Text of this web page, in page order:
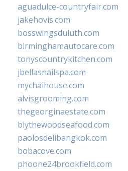
aguadulce-countryfair.com
jakehovis.com
bosswingsduluth.com
birminghamautocare.com
tonyscountrykitchen.com
jbellasnailspa.com
mychaihouse.com
alvisgrooming.com
thegeorginaestate.com
blythewoodseafood.com
paolosdelibangkok.com
bobacove.com
phoone24brookfield.com